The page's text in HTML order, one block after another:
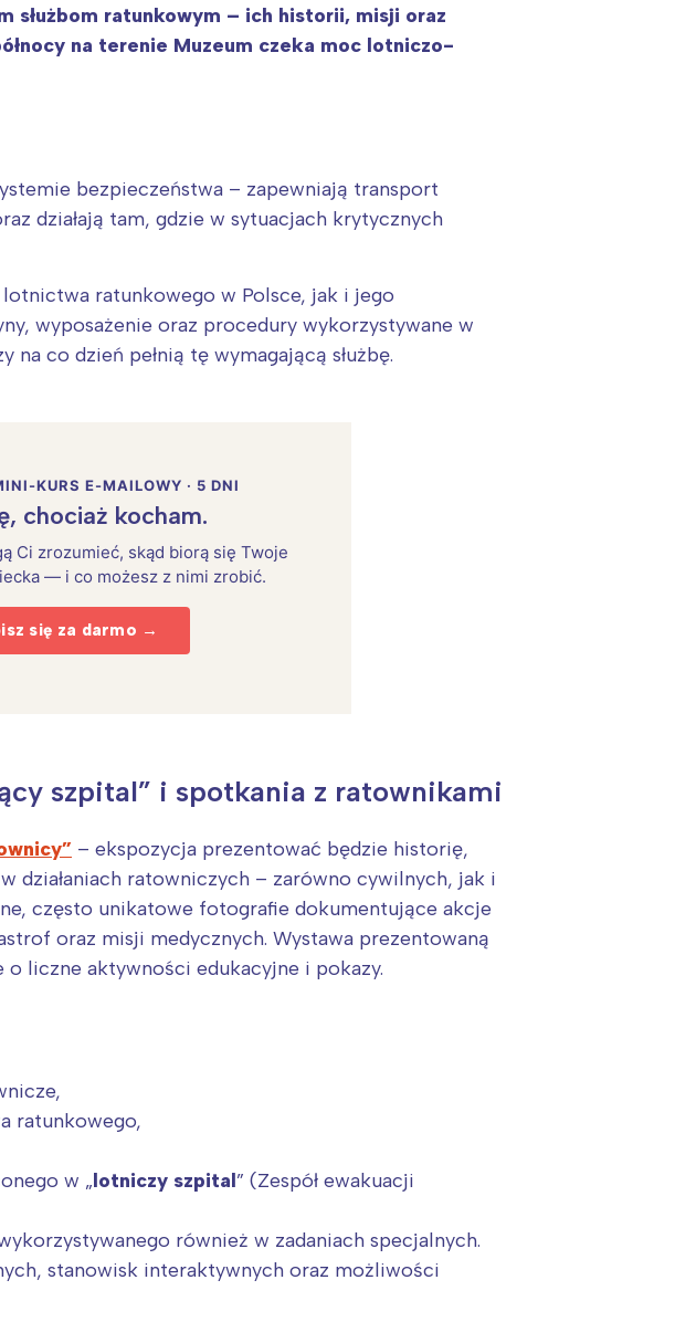
służbom ratunkowym – ich historii, misji oraz
na terenie Muzeum czeka moc lotniczo-
bezpieczeństwa – zapewniają transport
działają tam, gdzie w sytuacjach krytycznych
ratunkowego w Polsce, jak i jego
wyposażenie oraz procedury wykorzystywane w
co dzień pełnią tę wymagającą służbę.
KURS E-MAILOWY · 5 DNI
chociaż kocham.
Ci zrozumieć, skąd biorą się Twoje
— i co możesz z nimi zrobić.
się za darmo →
szpital” i spotkania z ratownikami
– ekspozycja prezentować będzie historię,
działaniach ratowniczych – zarówno cywilnych, jak i
często unikatowe fotografie dokumentujące akcje
oraz misji medycznych. Wystawa prezentowaną
o liczne aktywności edukacyjne i pokazy.
ratunkowego,
w „lotniczy szpital” (Zespół ewakuacji
również w zadaniach specjalnych.
stanowisk interaktywnych oraz możliwości
z tego regionu: